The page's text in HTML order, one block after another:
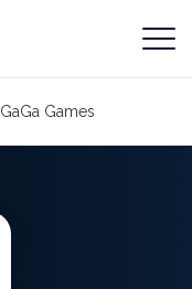
GaGa Games